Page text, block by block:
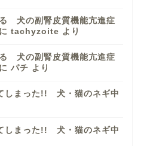
犬の副腎皮質機能亢進症
に tachyzoite より
犬の副腎皮質機能亢進症
に パチ より
しまった!! 犬・猫のネギ中
しまった!! 犬・猫のネギ中